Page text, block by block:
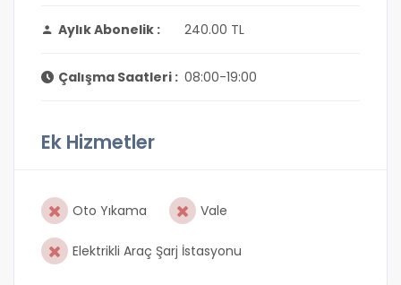
Aylık Abonelik : 240.00 TL
Çalışma Saatleri : 08:00-19:00
Ek Hizmetler
Oto Yıkama Vale
Elektrikli Araç Şarj İstasyonu